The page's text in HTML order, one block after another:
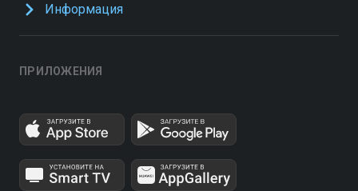
Информация
ПРИЛОЖЕНИЯ